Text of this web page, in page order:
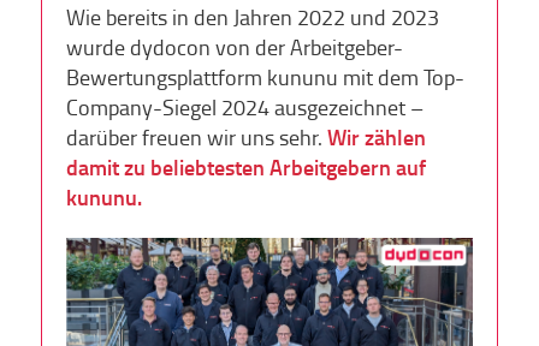
Wie bereits in den Jahren 2022 und 2023
wurde dydocon von der Arbeitgeber-
Bewertungsplattform kununu mit dem Top-
Company-Siegel 2024 ausgezeichnet –
darüber freuen wir uns sehr.Wir zählen
damit zu beliebtesten Arbeitgebern auf
kununu.